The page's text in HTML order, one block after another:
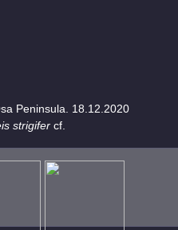
Peninsula. 18.12.2020
strigifer cf.